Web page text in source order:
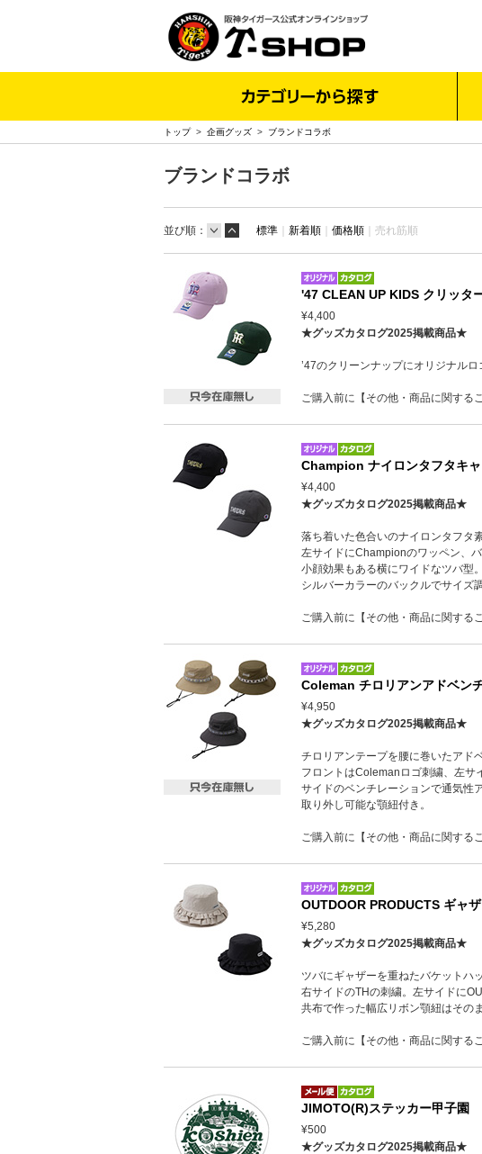
トップ> 企画グッズ > ブランドコラボ
ブランドコラボ
並び順： 標準 ｜ 新着順 ｜ 価格順 ｜ 売れ筋順
'47 CLEAN UP KIDS クリッタ
¥4,400
★グッズカタログ2025掲載商品★
’47のクリーンナップにオリジナルロ
ご購入前に【その他・商品に関する
Champion ナイロンタフタキ
¥4,400
★グッズカタログ2025掲載商品★
落ち着いた色合いのナイロンタフタ
左サイドにChampionのワッペン、
小顔効果もある横にワイドなツバ型。
シルバーカラーのバックルでサイズ
ご購入前に【その他・商品に関する
Coleman チロリアンアドベン
¥4,950
★グッズカタログ2025掲載商品★
チロリアンテープを腰に巻いたアド
フロントはColemanロゴ刺繍、左サ
サイドのベンチレーションで通気性ア
取り外し可能な顎紐付き。
ご購入前に【その他・商品に関する
OUTDOOR PRODUCTS ギャ
¥5,280
★グッズカタログ2025掲載商品★
ツバにギャザーを重ねたバケットハッ
右サイドのTHの刺繍。左サイドに
共布で作った幅広リボン顎紐はその
ご購入前に【その他・商品に関する
JIMOTO(R)ステッカー甲子園
¥500
★グッズカタログ2025掲載商品★